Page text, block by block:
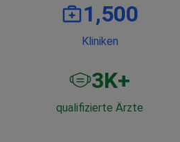
1,500
Kliniken
3K+
qualifizierte Ärzte